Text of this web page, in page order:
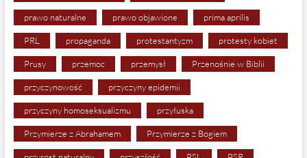
prawo naturalne prawo objawione prima aprilis
PRL propaganda protestantyzm protesty kobiet
Prusy przemoc przemysł Przenośnie w Biblii
przyczynowość przyczyny epidemii
przyczyny homoseksualizmu przyłuska
Przymierze z Abrahamem Przymierze z Bogiem